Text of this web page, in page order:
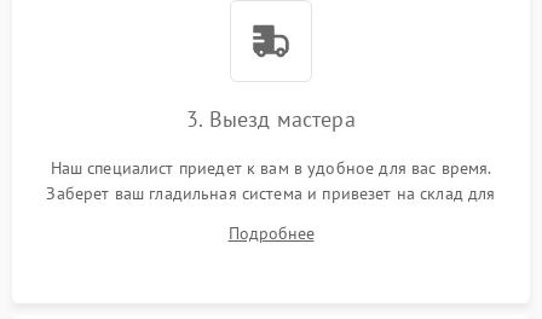
3. Выезд мастера
Наш специалист приедет к вам в удобное для вас время.
Заберет ваш гладильная система и привезет на склад для
Подробнее